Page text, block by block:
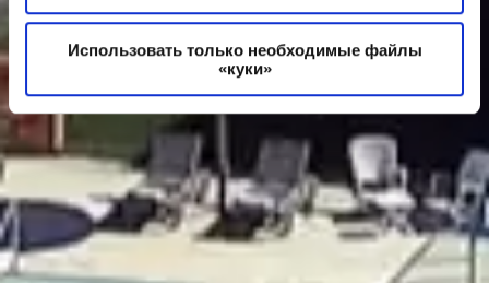
Использовать только необходимые файлы
«куки»